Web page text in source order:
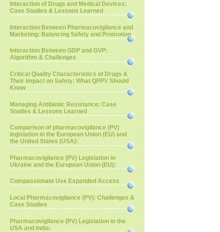
Interaction of Drugs and Medical Devices:
Case Studies & Lessons Learned
Interaction Between Pharmacovigilance and
Marketing: Balancing Safety and Promotion
Interaction Between GDP and GVP:
Algorithm & Challenges
Critical Quality Characteristics of Drugs &
Their Impact on Safety: What QPPV Should
Know
Managing Antibiotic Resistance: Case
Studies & Lessons Learned
Comparison of pharmacovigilance (PV)
legislation in the European Union (EU) and
the United States (USA):
Pharmacovigilance (PV) Legislation in
Ukraine and the European Union (EU):
Compassionate Use Expanded Access
Local Pharmacovigilance (PV): Challenges &
Case Studies
Pharmacovigilance (PV) Legislation in the
USA and India: